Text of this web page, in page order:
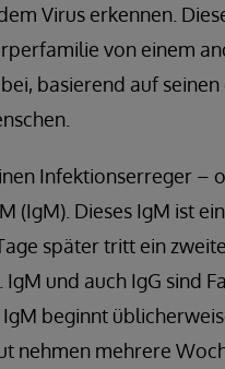
Virus erkennen.
von einem
basierend auf seinen
Infektionserreger –
Dieses IgM ist
später tritt ein
und auch IgG sind
beginnt
nehmen mehrere